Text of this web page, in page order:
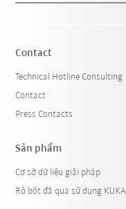
Contact
Technical Hotline Consulting
Contact
Press Contacts
Sản phẩm
Cơ sở dữ liệu giải pháp
Rô bốt đã qua sử dụng KUKA